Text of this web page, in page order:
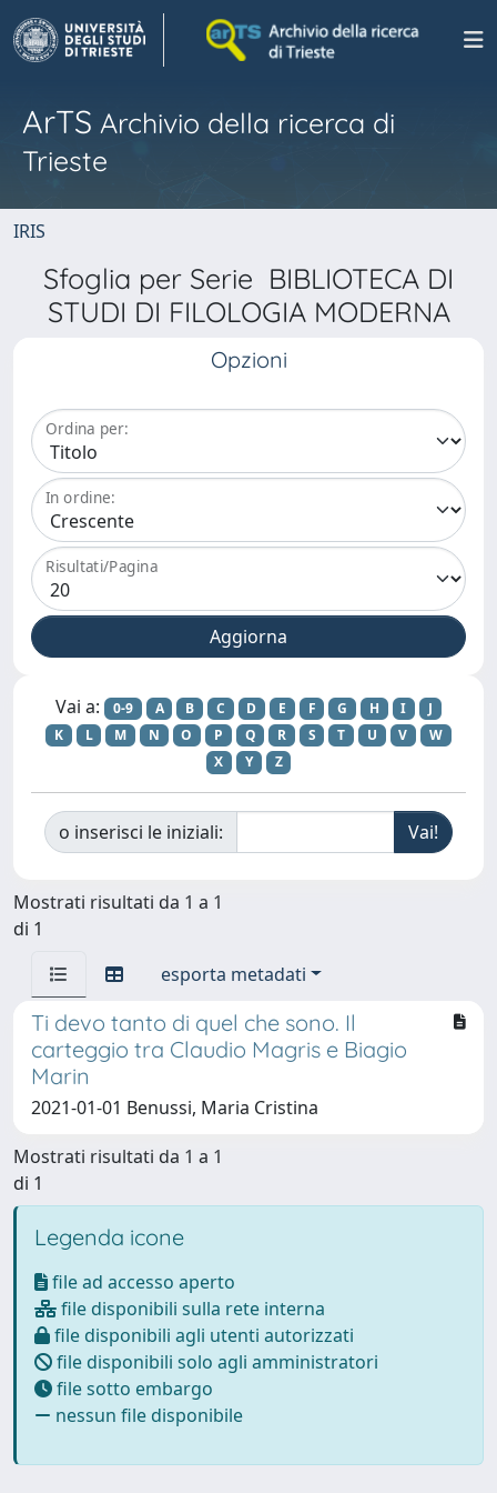
ArTS Archivio della ricerca di
Trieste
IRIS
Sfoglia per Serie BIBLIOTECA DI
STUDI DI FILOLOGIA MODERNA
Opzioni
Ordina per:
In ordine:
Risultati/Pagina
Vai a: 0-9 A B C D E F G H I
J
K
L M N O P Q R S T U V
W
X
Y Z
o inserisci le iniziali:
Mostrati risultati da 1 a 1
di 1
esporta metadati
Ti devo tanto di quel che sono. Il
carteggio tra Claudio Magris e Biagio
Marin
2021-01-01 Benussi, Maria Cristina
Mostrati risultati da 1 a 1
di 1
Legenda icone
file ad accesso aperto
file disponibili sulla rete interna
file disponibili agli utenti autorizzati
file disponibili solo agli amministratori
file sotto embargo
nessun file disponibile